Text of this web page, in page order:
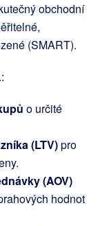
obchodní
(SMART).
o určité
(LTV)pro
(AOV)
hodnot